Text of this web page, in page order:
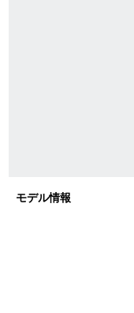
For
モデル情報